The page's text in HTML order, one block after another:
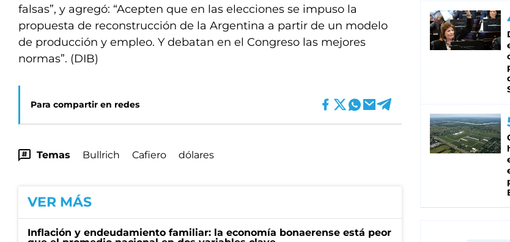
falsas”, y agregó: “Acepten que en las elecciones se impuso la
propuesta de reconstrucción de la Argentina a partir de un modelo
de producción y empleo. Y debatan en el Congreso las mejores
normas”. (DIB)
Para compartir en redes
Temas Bullrich Cafiero dólares
VER MÁS
Inflación y endeudamiento familiar: la economía bonaerense está peor